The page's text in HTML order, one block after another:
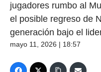
jugadores rumbo al
el posible regreso de
generación bajo el
mayo 11, 2026 | 18:57